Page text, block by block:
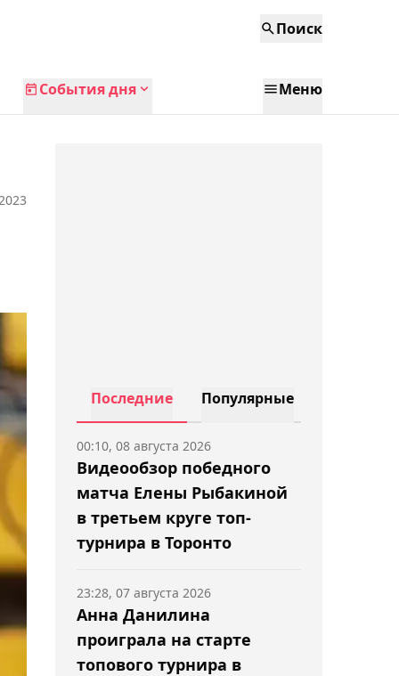
Поиск
События дня Меню
Последние Популярные
Видеообзор победного
матча Елены Рыбакиной
в третьем круге топ-
турнира в Торонто
00:10, 08 августа 2026
Анна Данилина
проиграла на старте
топового турнира в
23:28, 07 августа 2026